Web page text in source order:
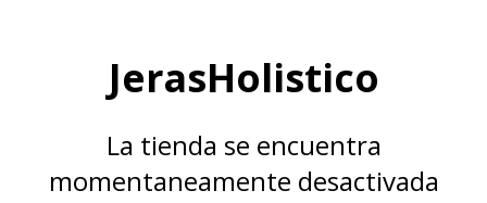
JerasHolistico
La tienda se encuentra
momentaneamente desactivada